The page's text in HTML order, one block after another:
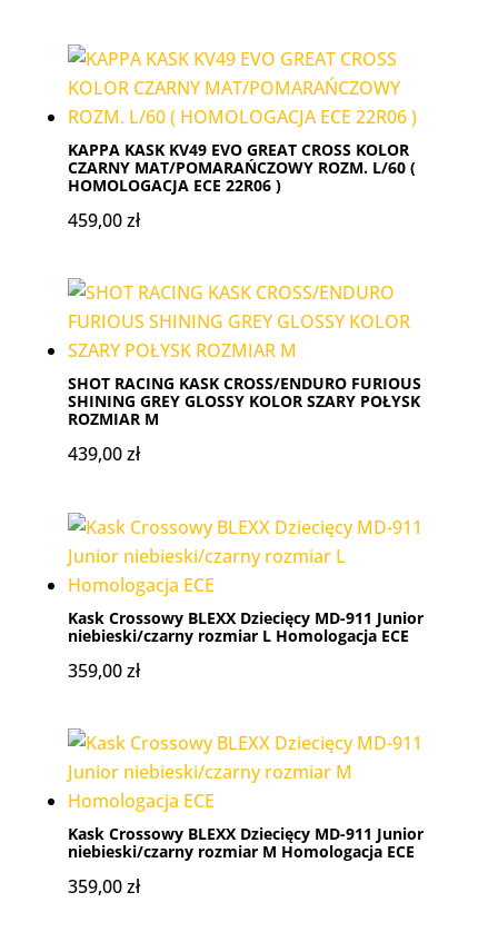
KAPPA KASK KV49 EVO GREAT CROSS KOLOR
CZARNY MAT/POMARAŃCZOWY ROZM. L/60 (
HOMOLOGACJA ECE 22R06 )
459,00zł
SHOT RACING KASK CROSS/ENDURO FURIOUS
SHINING GREY GLOSSY KOLOR SZARY POŁYSK
ROZMIAR M
439,00zł
Kask Crossowy BLEXX Dziecięcy MD-911 Junior
niebieski/czarny rozmiar L Homologacja ECE
359,00zł
Kask Crossowy BLEXX Dziecięcy MD-911 Junior
niebieski/czarny rozmiar M Homologacja ECE
359,00zł